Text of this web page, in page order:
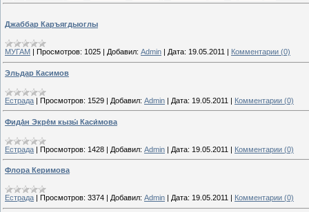
Джаббар Каръягдыоглы
МУГАМ Просмотров: 1025 Добавил: Admin Дата: 19.05.2011 Комментарии (0)
Эльдар Касимов
Естрада | Просмотров: 1529 | Добавил: Admin | Дата: 19.05.2011 | Комментарии (0)
Фида́н Экре́м кызы́ Каси́мова
Естрада | Просмотров: 1428 | Добавил: Admin | Дата: 19.05.2011 | Комментарии (0)
Флора Керимова
Естрада Просмотров: 3374 Добавил: Admin Дата: 19.05.2011 Комментарии (0)